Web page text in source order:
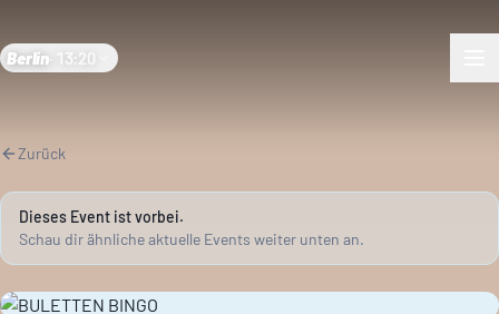
Berlin 13:20
Zurück
Dieses Event ist vorbei.
Schau dir ähnliche aktuelle Events weiter unten an.